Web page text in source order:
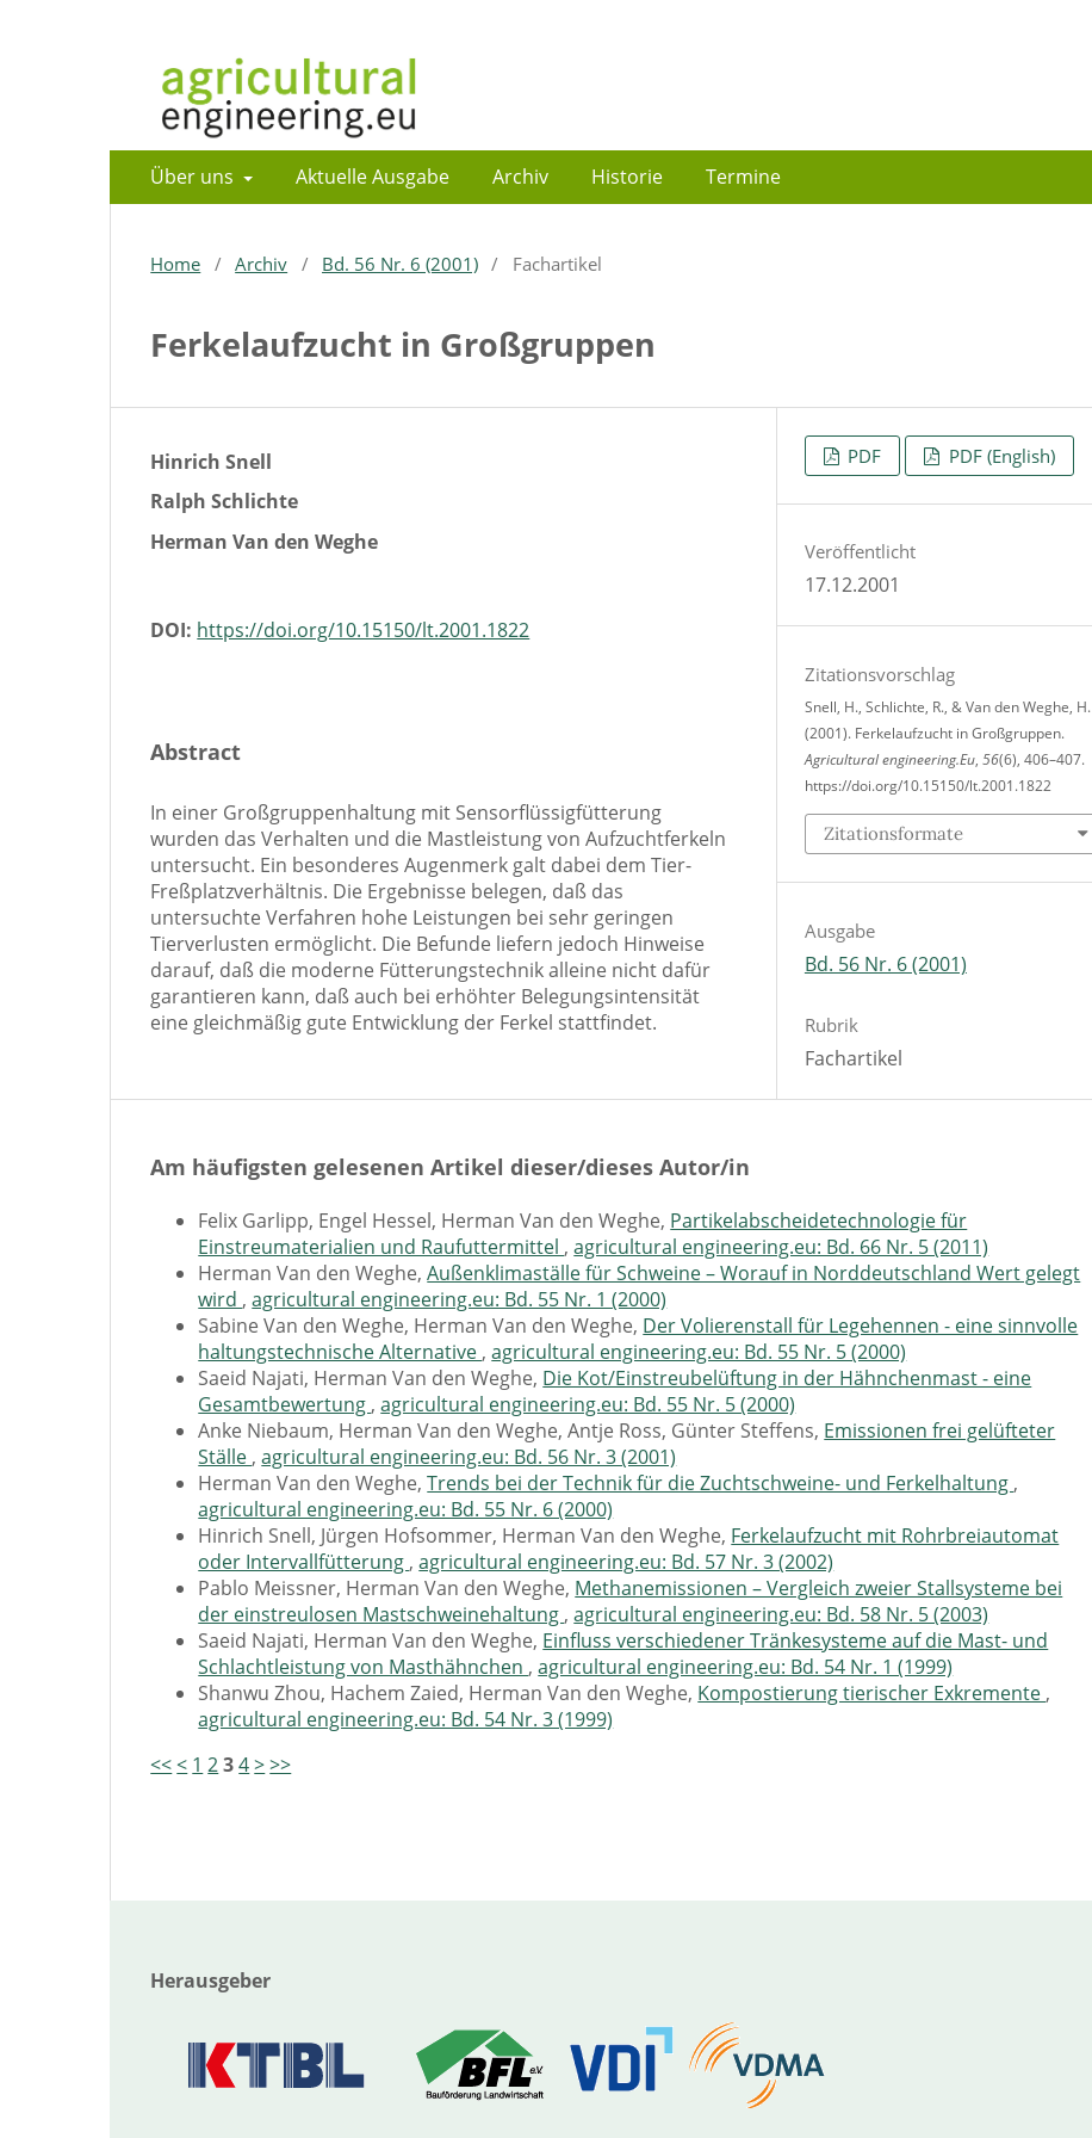
Über uns Aktuelle Ausgabe Archiv Historie Termine
Home / Archiv / Bd. 56 Nr. 6 (2001) / Fachartikel
Ferkelaufzucht in Großgruppen
Hinrich Snell
Ralph Schlichte
Herman Van den Weghe
DOI: https://doi.org/10.15150/lt.2001.1822
Abstract
In einer Großgruppenhaltung mit Sensorflüssigfütterung
wurden das Verhalten und die Mastleistung von Aufzuchtferkeln
untersucht. Ein besonderes Augenmerk galt dabei dem Tier-
Freßplatzverhältnis. Die Ergebnisse belegen, daß das
untersuchte Verfahren hohe Leistungen bei sehr geringen
Tierverlusten ermöglicht. Die Befunde liefern jedoch Hinweise
darauf, daß die moderne Fütterungstechnik alleine nicht dafür
garantieren kann, daß auch bei erhöhter Belegungsintensität
eine gleichmäßig gute Entwicklung der Ferkel stattfindet.
PDF PDF (English)
Veröffentlicht
17.12.2001
Zitationsvorschlag
Snell, H., Schlichte, R., & Van den Weghe, H.
(2001). Ferkelaufzucht in Großgruppen.
Agricultural engineering.Eu, 56(6), 406–407.
https://doi.org/10.15150/lt.2001.1822
Zitationsformate
Ausgabe
Bd. 56 Nr. 6 (2001)
Rubrik
Fachartikel
Am häufigsten gelesenen Artikel dieser/dieses Autor/in
Felix Garlipp, Engel Hessel, Herman Van den Weghe, Partikelabscheidetechnologie für
Einstreumaterialien und Raufuttermittel ,agricultural engineering.eu: Bd. 66 Nr. 5 (2011)
Herman Van den Weghe,Außenklimaställe für Schweine – Worauf in Norddeutschland Wert gelegt
wird ,agricultural engineering.eu: Bd. 55 Nr. 1 (2000)
Sabine Van den Weghe, Herman Van den Weghe, Der Volierenstall für Legehennen - eine sinnvolle
haltungstechnische Alternative ,agricultural engineering.eu: Bd. 55 Nr. 5 (2000)
Saeid Najati, Herman Van den Weghe, Die Kot/Einstreubelüftung in der Hähnchenmast - eine
Gesamtbewertung ,agricultural engineering.eu: Bd. 55 Nr. 5 (2000)
Anke Niebaum, Herman Van den Weghe, Antje Ross, Günter Steffens, Emissionen frei gelüfteter
Ställe ,agricultural engineering.eu: Bd. 56 Nr. 3 (2001)
Herman Van den Weghe,Trends bei der Technik für die Zuchtschweine- und Ferkelhaltung ,
agricultural engineering.eu: Bd. 55 Nr. 6 (2000)
Hinrich Snell, Jürgen Hofsommer, Herman Van den Weghe, Ferkelaufzucht mit Rohrbreiautomat
oder Intervallfütterung ,agricultural engineering.eu: Bd. 57 Nr. 3 (2002)
Pablo Meissner, Herman Van den Weghe, Methanemissionen – Vergleich zweier Stallsysteme bei
der einstreulosen Mastschweinehaltung ,agricultural engineering.eu: Bd. 58 Nr. 5 (2003)
Saeid Najati, Herman Van den Weghe, Einfluss verschiedener Tränkesysteme auf die Mast- und
Schlachtleistung von Masthähnchen ,agricultural engineering.eu: Bd. 54 Nr. 1 (1999)
Shanwu Zhou, Hachem Zaied, Herman Van den Weghe, Kompostierung tierischer Exkremente ,
agricultural engineering.eu: Bd. 54 Nr. 3 (1999)
<<< 1 234>>>
Herausgeber